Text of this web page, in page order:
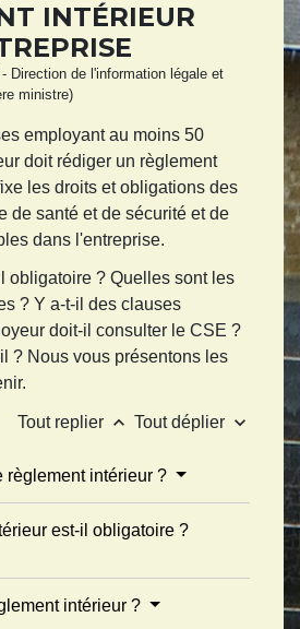
INTÉRIEUR
Direction de l'information légale et
ministre)
employant au moins 50
doit rédiger un règlement
les droits et obligations des
de santé et de sécurité et de
dans l'entreprise.
obligatoire ? Quelles sont les
? Y a-t-il des clauses
doit-il consulter le CSE ?
? Nous vous présentons les
Tout replier keyboard_arrow_up Tout déplier keyboard_arrow_down
règlement intérieur ?
est-il obligatoire ?
intérieur ?